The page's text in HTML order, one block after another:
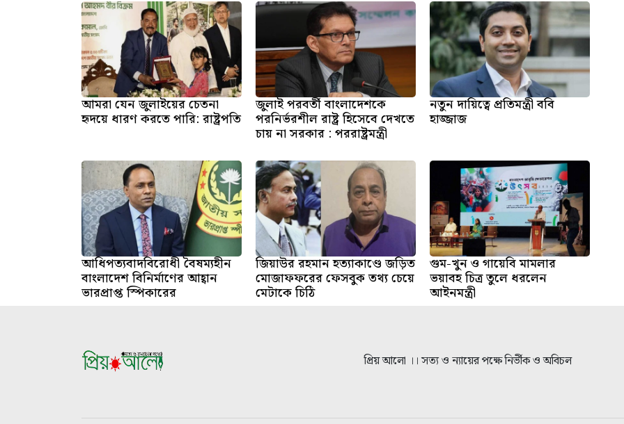
আমরা যেন জুলাইয়ের চেতনা
হৃদয়ে ধারণ করতে পারি: রাষ্ট্রপতি
জুলাই পরবর্তী বাংলাদেশকে
পরনির্ভরশীল রাষ্ট্র হিসেবে দেখতে
চায় না সরকার : পররাষ্ট্রমন্ত্রী
নতুন দায়িত্বে প্রতিমন্ত্রী ববি
হাজ্জাজ
আধিপত্যবাদবিরোধী বৈষম্যহীন
বাংলাদেশ বিনির্মাণের আহ্বান
ভারপ্রাপ্ত স্পিকারের
জিয়াউর রহমান হত্যাকাণ্ডে জড়িত
মোজাফফরের ফেসবুক তথ্য চেয়ে
মেটাকে চিঠি
গুম-খুন ও গায়েবি মামলার
ভয়াবহ চিত্র তুলে ধরলেন
আইনমন্ত্রী
প্রিয় আলো ।। সত্য ও ন্যায়ের পক্ষে নির্ভীক ও অবিচল